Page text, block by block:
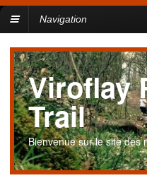
Navigation
Viroflay
Trail
Bienvenue sur le site des